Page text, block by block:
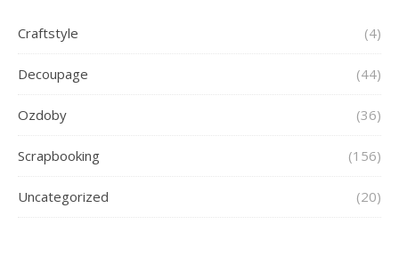
Craftstyle (4)
Decoupage (44)
Ozdoby (36)
Scrapbooking (156)
Uncategorized (20)